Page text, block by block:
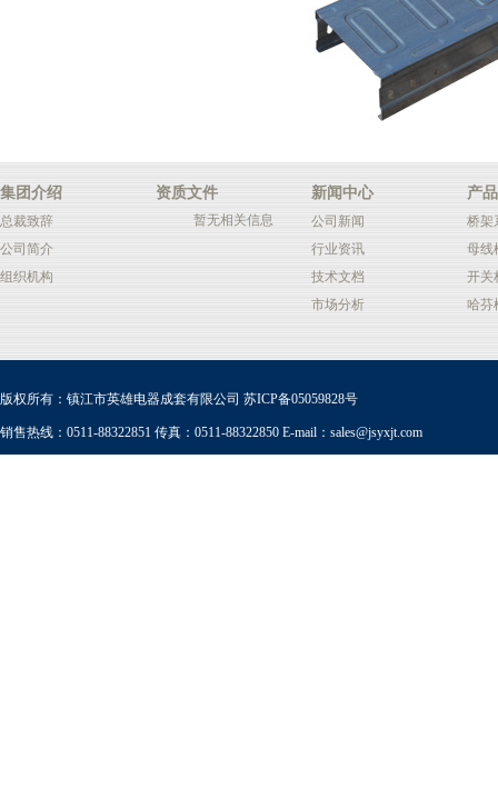
集团介绍
总裁致辞
公司简介
组织机构
资质文件
暂无相关信息
新闻中心
公司新闻
行业资讯
技术文档
市场分析
产
桥架
母线
开关
哈芬
版权所有：镇江市英雄电器成套有限公司 苏ICP备05059828号
销售热线：0511-88322851 传真：0511-88322850 E-mail： sales@jsyxjt.com